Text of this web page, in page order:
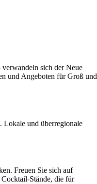
sich der Neue
und Angeboten für Groß und
Lokale und überregionale
Freuen Sie sich auf
Stände, die für